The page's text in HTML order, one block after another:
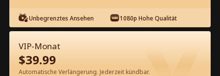
Kostenlos in der App ansehen
Unbegrenztes Ansehen 1080p Hohe Qualität
VIP-Monat
$39.99
Automatische Verlängerung. Jederzeit kündbar.